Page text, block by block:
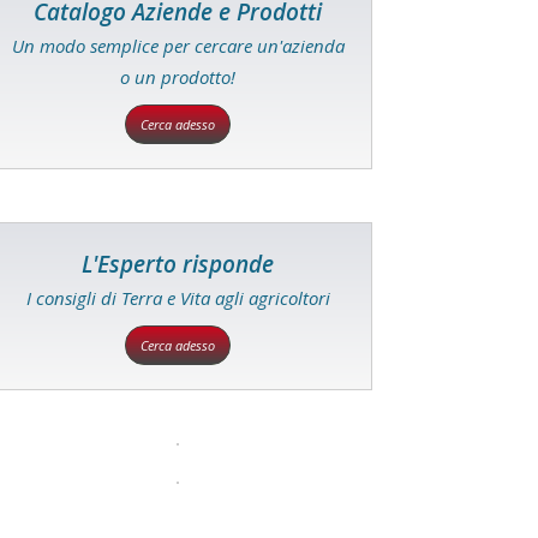
Catalogo Aziende e Prodotti
Un modo semplice per cercare un'azienda
o un prodotto!
Cerca adesso
L'Esperto risponde
I consigli di Terra e Vita agli agricoltori
Cerca adesso